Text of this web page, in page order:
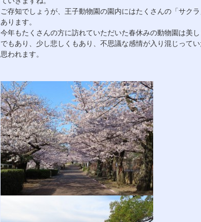
ご存知でしょうが、王子動物園の園内にはたくさんの「サク
あります。
今年もたくさんの方に訪れていただいた春休みの動物園は美
でもあり、少し悲しくもあり、不思議な感情が入り混じってい
思われます。